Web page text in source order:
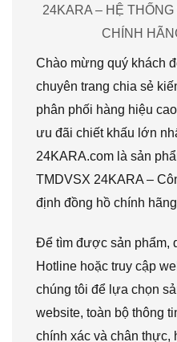
24KARA – HỆ
CHÍNH
Chào mừng quý khách
chuyên trang chia sẻ
phân phối hàng hiệu
ưu đãi chiết khấu lớn
24KARA.com là sản
TMDVSX 24KARA –
định đồng hồ chính
Để tìm được sản phẩm,
Hotline hoặc truy cập
chúng tôi để lựa chọn
website, toàn bộ thông
chính xác và chân thực,